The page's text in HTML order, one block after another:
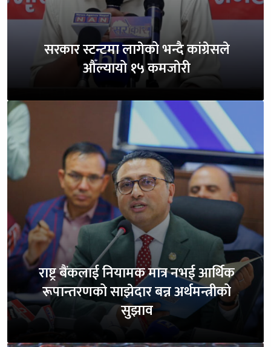
सरकार स्टन्टमा लागेको भन्दै कांग्रेसले
औँल्यायो १५ कमजोरी
राष्ट्र बैंकलाई नियामक मात्र नभई आर्थिक
रूपान्तरणको साझेदार बन्न अर्थमन्त्रीको
सुझाव